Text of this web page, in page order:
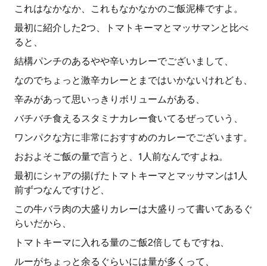
これはなかなか、これもなかなかのご飯泥棒ですよ。
最初に紹介した2つ、トマトキーマとマッサマンと比べ
ると、
結構パンチのあるやや辛いカレーでございまして、
なのでちょっと激辛カレーとまではいかないけれども、
辛みがあって思いっきりボリュームがある、
バチバチ食えるスタミナカレー食いてるぜっていう、
ワンパクな方に非常におすすめのカレーでございます。
おおよそご飯の量で言うと、1人前なんですよね。
最初にシャアの揚げたトマトキーマとマッサマンは1人
前ずつなんですけど、
この牛バラ肉の大盛りカレーは大盛りって書いてあるぐ
らいだから、
トマトキーマに入れる量のご飯2倍してもですね、
ルーがちょっと余るぐらいには量が多くって、